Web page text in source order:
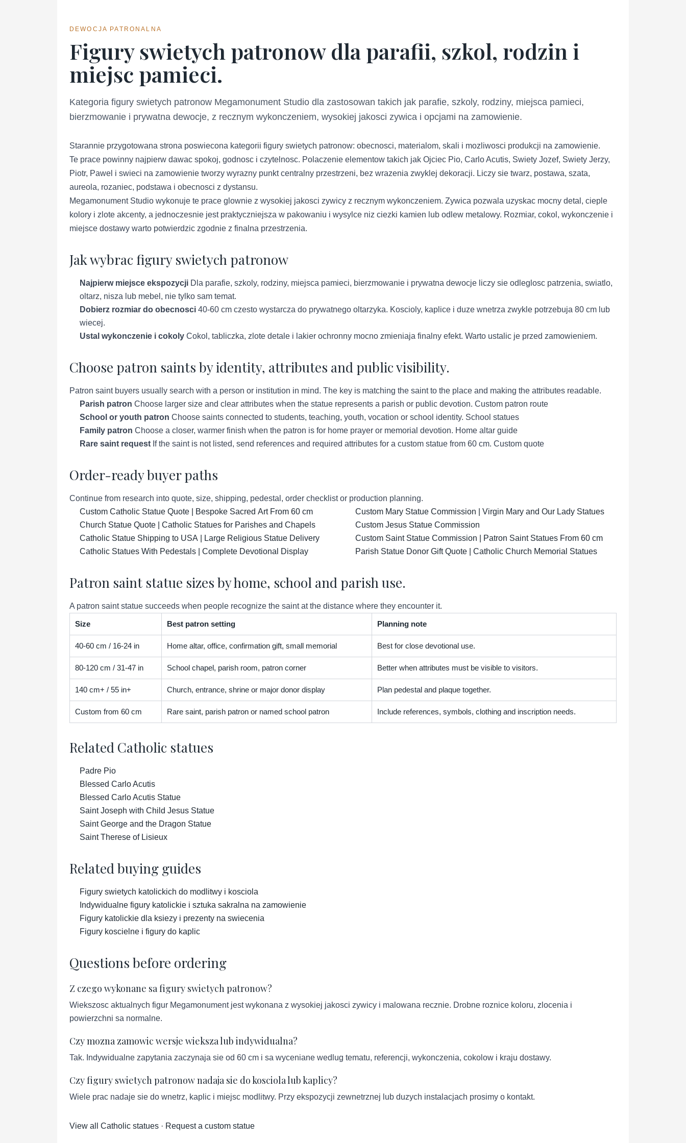
DEWOCJA PATRONALNA
Figury swietych patronow dla parafii, szkol, rodzin i
miejsc pamieci.
Kategoria figury swietych patronow Megamonument Studio dla zastosowan takich jak parafie, szkoly, rodziny, miejsca pamieci,
bierzmowanie i prywatna dewocje, z recznym wykonczeniem, wysokiej jakosci zywica i opcjami na zamowienie.
Starannie przygotowana strona poswiecona kategorii figury swietych patronow: obecnosci, materialom, skali i mozliwosci produkcji na zamowienie.
Te prace powinny najpierw dawac spokoj, godnosc i czytelnosc. Polaczenie elementow takich jak Ojciec Pio, Carlo Acutis, Swiety Jozef, Swiety Jerzy,
Piotr, Pawel i swieci na zamowienie tworzy wyrazny punkt centralny przestrzeni, bez wrazenia zwyklej dekoracji. Liczy sie twarz, postawa, szata,
aureola, rozaniec, podstawa i obecnosci z dystansu.
Megamonument Studio wykonuje te prace glownie z wysokiej jakosci zywicy z recznym wykonczeniem. Zywica pozwala uzyskac mocny detal, cieple
kolory i zlote akcenty, a jednoczesnie jest praktyczniejsza w pakowaniu i wysylce niz ciezki kamien lub odlew metalowy. Rozmiar, cokol, wykonczenie i
miejsce dostawy warto potwierdzic zgodnie z finalna przestrzenia.
Jak wybrac figury swietych patronow
Najpierw miejsce ekspozycji Dla parafie, szkoly, rodziny, miejsca pamieci, bierzmowanie i prywatna dewocje liczy sie odleglosc patrzenia, swiatlo,
oltarz, nisza lub mebel, nie tylko sam temat.
Dobierz rozmiar do obecnosci 40-60 cm czesto wystarcza do prywatnego oltarzyka. Koscioly, kaplice i duze wnetrza zwykle potrzebuja 80 cm lub
wiecej.
Ustal wykonczenie i cokoly Cokol, tabliczka, zlote detale i lakier ochronny mocno zmieniaja finalny efekt. Warto ustalic je przed zamowieniem.
Choose patron saints by identity, attributes and public visibility.
Patron saint buyers usually search with a person or institution in mind. The key is matching the saint to the place and making the attributes readable.
Parish patron Choose larger size and clear attributes when the statue represents a parish or public devotion. Custom patron route
School or youth patron Choose saints connected to students, teaching, youth, vocation or school identity. School statues
Family patron Choose a closer, warmer finish when the patron is for home prayer or memorial devotion. Home altar guide
Rare saint request If the saint is not listed, send references and required attributes for a custom statue from 60 cm. Custom quote
Order-ready buyer paths
Continue from research into quote, size, shipping, pedestal, order checklist or production planning.
Custom Catholic Statue Quote | Bespoke Sacred Art From 60 cm
Church Statue Quote | Catholic Statues for Parishes and Chapels
Catholic Statue Shipping to USA | Large Religious Statue Delivery
Catholic Statues With Pedestals | Complete Devotional Display
Custom Mary Statue Commission | Virgin Mary and Our Lady Statues
Custom Jesus Statue Commission
Custom Saint Statue Commission | Patron Saint Statues From 60 cm
Parish Statue Donor Gift Quote | Catholic Church Memorial Statues
Patron saint statue sizes by home, school and parish use.
A patron saint statue succeeds when people recognize the saint at the distance where they encounter it.
Size Best patron setting Planning note
40-60 cm / 16-24 in Home altar, office, confirmation gift, small memorial Best for close devotional use.
80-120 cm / 31-47 in School chapel, parish room, patron corner Better when attributes must be visible to visitors.
140 cm+ / 55 in+ Church, entrance, shrine or major donor display Plan pedestal and plaque together.
Custom from 60 cm Rare saint, parish patron or named school patron Include references, symbols, clothing and inscription needs.
Related Catholic statues
Padre Pio
Blessed Carlo Acutis
Blessed Carlo Acutis Statue
Saint Joseph with Child Jesus Statue
Saint George and the Dragon Statue
Saint Therese of Lisieux
Related buying guides
Figury swietych katolickich do modlitwy i kosciola
Indywidualne figury katolickie i sztuka sakralna na zamowienie
Figury katolickie dla ksiezy i prezenty na swiecenia
Figury koscielne i figury do kaplic
Questions before ordering
Z czego wykonane sa figury swietych patronow?
Wiekszosc aktualnych figur Megamonument jest wykonana z wysokiej jakosci zywicy i malowana recznie. Drobne roznice koloru, zlocenia i
powierzchni sa normalne.
Czy mozna zamowic wersje wieksza lub indywidualna?
Tak. Indywidualne zapytania zaczynaja sie od 60 cm i sa wyceniane wedlug tematu, referencji, wykonczenia, cokolow i kraju dostawy.
Czy figury swietych patronow nadaja sie do kosciola lub kaplicy?
Wiele prac nadaje sie do wnetrz, kaplic i miejsc modlitwy. Przy ekspozycji zewnetrznej lub duzych instalacjach prosimy o kontakt.
View all Catholic statues · Request a custom statue